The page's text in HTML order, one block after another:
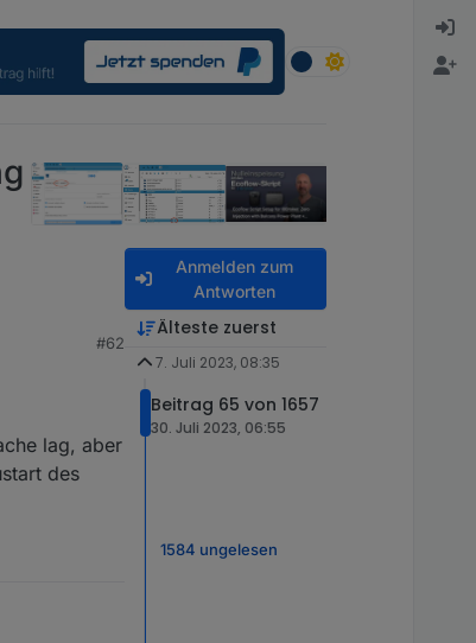
#62
lag, aber
des
Anmelden zum
Antworten
Älteste zuerst
7. Juli 2023, 08:35
Beitrag 65 von 1657
30. Juli 2023, 06:55
1584 ungelesen